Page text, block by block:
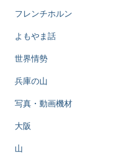
フレンチホルン
よもやま話
世界情勢
兵庫の山
写真・動画機材
大阪
山